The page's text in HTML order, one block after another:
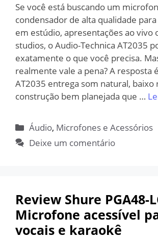
Se você está buscando um
condensador de alta qualidade
em estúdio, apresentações ao vivo
studios, o Audio-Technica AT2035
exatamente o que você precisa.
realmente vale a pena? A resposta
AT2035 entrega som natural, baixo
construção bem planejada que …
Categorias
Áudio, Microfones e Acessórios
Deixe um comentário
Review Shure PGA48-
Microfone acessível
vocais e karaokê